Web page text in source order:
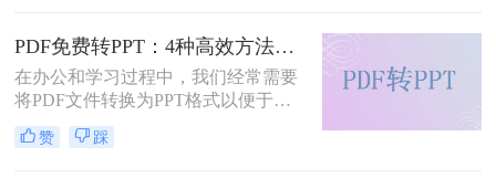
PPT的转换。
PDF免费转PPT：4种高效方法的速度、精度和文件限制实测！
在办公和学习过程中，我们经常需要
将PDF文件转换为PPT格式以便于演
示或编辑。那么怎么免费把pdf转换成
ppt呢？本文将详细介绍几种免费的方
赞 踩